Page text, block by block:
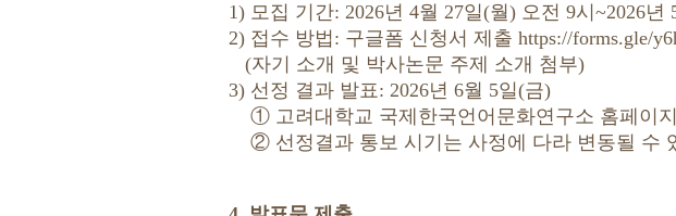
1) 모집 기간: 2026년 4월 27일(월) 오전 9시~2026년
2) 접수 방법: 구글폼 신청서 제출 https://forms.gle/
(자기 소개 및 박사논문 주제 소개 첨부)
3) 선정 결과 발표: 2026년 6월 5일(금)
① 고려대학교 국제한국언어문화연구소 홈페이
② 선정결과 통보 시기는 사정에 다라 변동될 수